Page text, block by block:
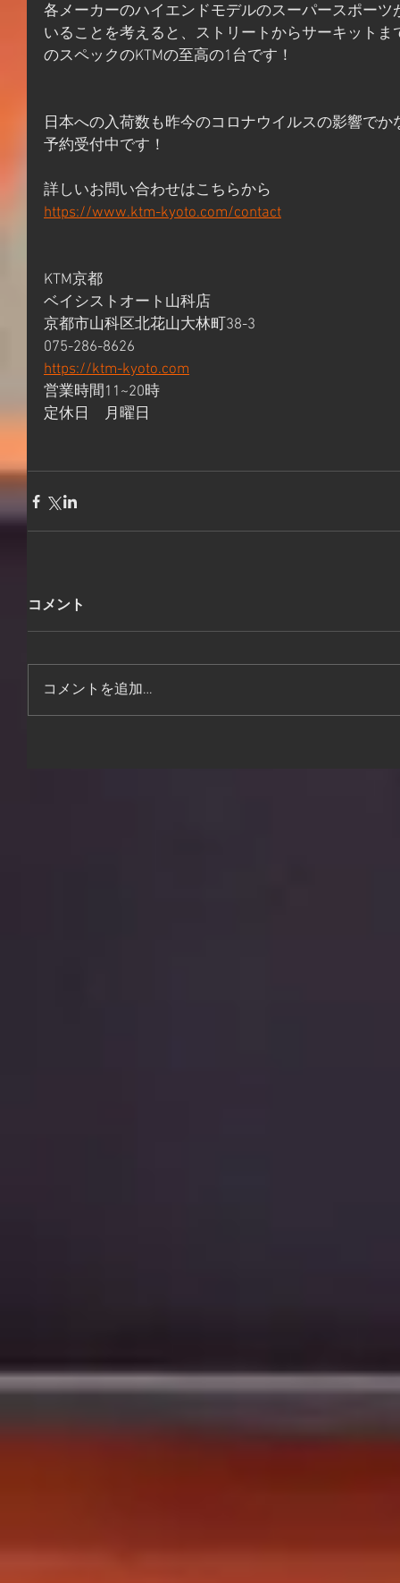
各メーカーのハイエンドモデルのスーパースポーツ
いることを考えると、ストリートからサーキット
のスペックのKTMの至高の1台です！
日本への入荷数も昨今のコロナウイルスの影響で
予約受付中です！
詳しいお問い合わせはこちらから
https://www.ktm-kyoto.com/contact
KTM京都
ベイシストオート山科店
京都市山科区北花山大林町38-3
075-286-8626
https://ktm-kyoto.com
営業時間11~20時
定休日　月曜日
コメント
コメントを追加…